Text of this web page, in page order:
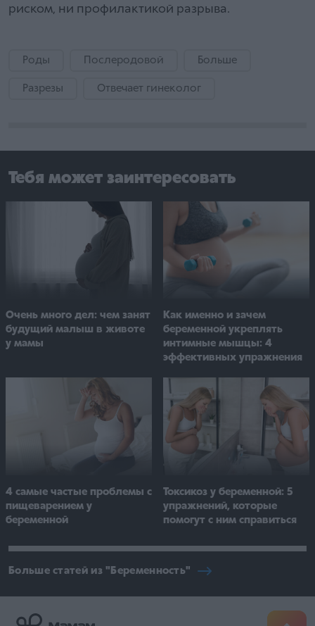
риском, ни профилактикой разрыва.
Роды Послеродовой Больше
Разрезы Отвечает гинеколог
Тебя может заинтересовать
Очень много дел: чем занят
будущий малыш в животе
у мамы
Как именно и зачем
беременной укреплять
интимные мышцы: 4
эффективных упражнения
4 самые частые проблемы с
пищеварением у
беременной
Токсикоз у беременной: 5
упражнений, которые
помогут с ним справиться
Больше статей из "Беременность"